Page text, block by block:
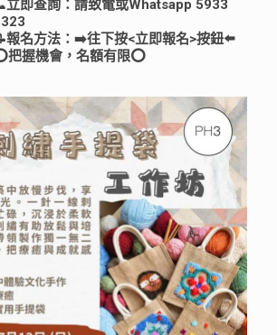
立即查詢：請致電或Whatsapp 5933
報名方法：➡️往下按<立即報名>按鈕⬅️
把握機會，名額有限⭕